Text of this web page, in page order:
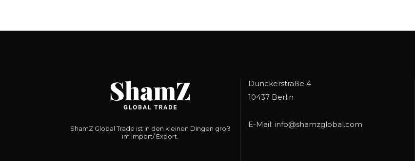
ShamZ Global Trade ist in den kleinen Dingen groß
im Import/ Export.
Dunckerstraße 4
10437 Berlin
E-Mail: info@shamzglobal.com